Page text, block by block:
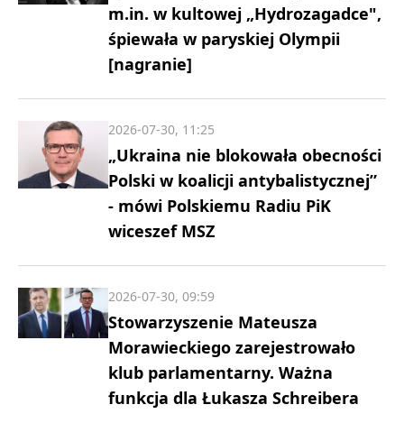
m.in. w kultowej „Hydrozagadce",
śpiewała w paryskiej Olympii
[nagranie]
„Ukraina nie blokowała obecności
Polski w koalicji antybalistycznej”
- mówi Polskiemu Radiu PiK
wiceszef MSZ
2026-07-30, 11:25
Stowarzyszenie Mateusza
Morawieckiego zarejestrowało
klub parlamentarny. Ważna
funkcja dla Łukasza Schreibera
2026-07-30, 09:59